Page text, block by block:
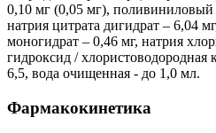
0,10 мг (0,05 мг), поливиниловый
натрия цитрата дигидрат – 6,04
моногидрат – 0,46 мг, натрия
гидроксид /
6,5, вода очищенная - до 1,0 мл.
Фармакокинетика